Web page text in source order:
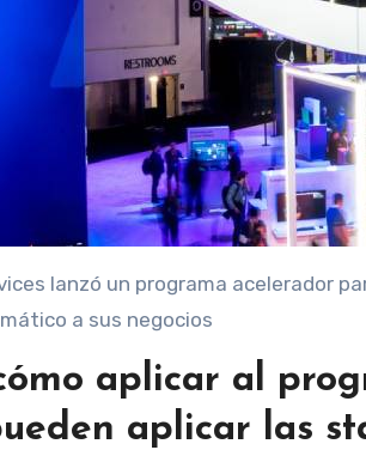
lanzó un programa acelerador
a sus negocios
aplicar al
aplicar las